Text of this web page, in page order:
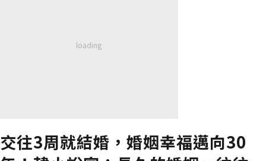
交往3周就結婚，婚姻幸福邁向30